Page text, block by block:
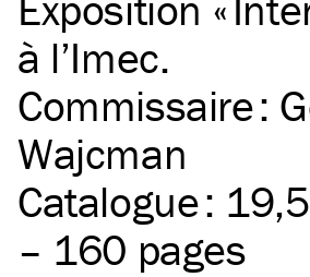
à l’Imec.
Commissaire :
Wajcman
Catalogue :
– 160 pages